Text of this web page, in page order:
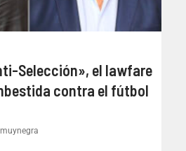
Selección», el lawfare
contra el fútbol